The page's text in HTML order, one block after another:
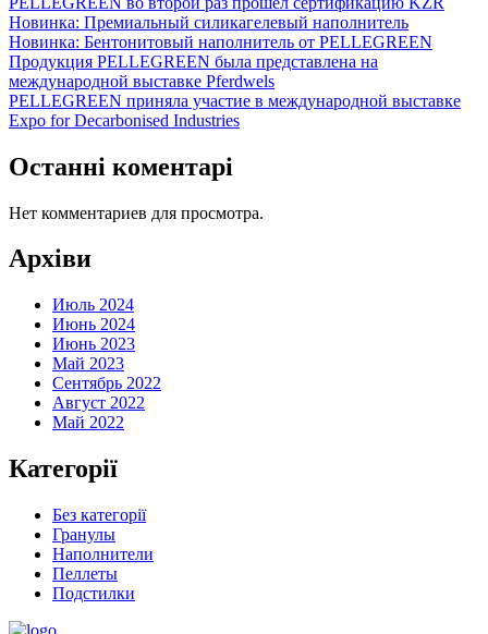
Новинка: Премиальный силикагелевый наполнитель
Новинка: Бентонитовый наполнитель от PELLEGREEN
Продукция PELLEGREEN была представлена на
международной выставке Pferdwels
PELLEGREEN приняла участие в международной выставке
Expo for Decarbonised Industries
Останні коментарі
Нет комментариев для просмотра.
Архіви
Июль 2024
Июнь 2024
Июнь 2023
Май 2023
Сентябрь 2022
Август 2022
Май 2022
Категорії
Без категорії
Гранулы
Наполнители
Пеллеты
Подстилки